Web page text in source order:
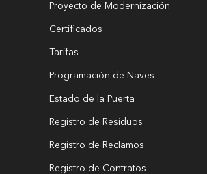
Proyecto de Modernización
Certificados
Tarifas
Programación de Naves
Estado de la Puerta
Registro de Residuos
Registro de Reclamos
Registro de Contratos